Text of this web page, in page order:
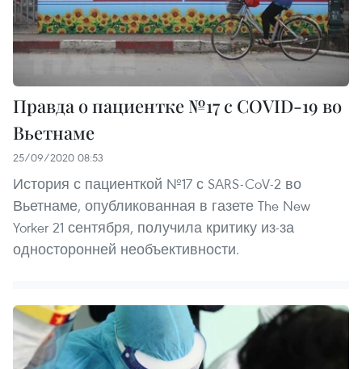
Правда о пациентке №17 с COVID-19 во
Вьетнаме
25/09/2020 08:53
История с пациенткой №17 с SARS-CoV-2 во
Вьетнаме, опубликованная в газете The New
Yorker 21 сентября, получила критику из-за
односторонней необъективности.